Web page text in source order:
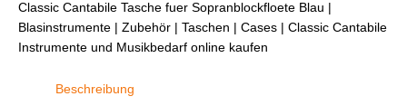
Classic Cantabile Tasche fuer Sopranblockfloete Blau |
Blasinstrumente | Zubehör | Taschen | Cases | Classic Cantabile
Instrumente und Musikbedarf online kaufen
Beschreibung